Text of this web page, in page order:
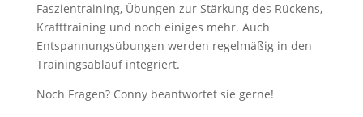
Faszientraining, Übungen zur Stärkung des Rückens,
Krafttraining und noch einiges mehr. Auch
Entspannungsübungen werden regelmäßig in den
Trainingsablauf integriert.
Noch Fragen? Conny beantwortet sie gerne!